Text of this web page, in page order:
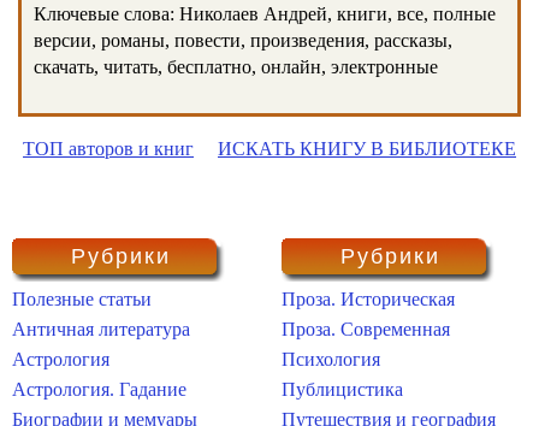
Ключевые слова: Николаев Андрей, книги, все, полные
версии, романы, повести, произведения, рассказы,
скачать, читать, бесплатно, онлайн, электронные
ТОП авторов и книг ИСКАТЬ КНИГУ В БИБЛИОТЕКЕ
Рубрики
Полезные статьи
Античная литература
Астрология
Астрология. Гадание
Биографии и мемуары
Рубрики
Проза. Историческая
Проза. Современная
Психология
Публицистика
Путешествия и география